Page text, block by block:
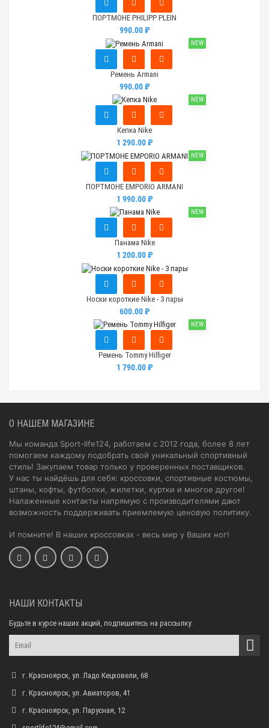
ПОРТМОНЕ PHILIPP PLEIN
990.00 ₽
NEW
Ремень Armani
990.00 ₽
NEW
Кепка Nike
1 290.00 ₽
NEW
ПОРТМОНЕ EMPORIO ARMANI
1 990.00 ₽
NEW
Панама Nike
1 200.00 ₽
Носки короткие Nike - 3 пары
600.00 ₽
NEW
Ремень Tommy Hilfiger
1 790.00 ₽
О НАШЕМ МАГАЗИНЕ
Мы команда Sport-life124, работаем с 2012 года, более 8 лет
помогаем каждому подобрать свой уникальный спортивный
стиль! Закупаем товар только у проверенных поставщиков.
У нас ты найдёшь для себя: кроссовки, спортивные костюмы,
штаны, кофты, футболки, жилетки, куртки и многое другое!
Налаженные контакты напрямую с производителями дают
возможность поддерживать приемлемую ценовую политику.
И помните! В наших кроссовках - весь мир у Ваших ног!
НАШИ КОНТАКТЫ
Будьте в курсе наших акций, подпишитесь на рассылку:
г. Красноярск, ул. Ладо Кецховели, 68
г. Красноярск, ул. Авиаторов, 41
г. Красноярск, ул. Парусная, 12